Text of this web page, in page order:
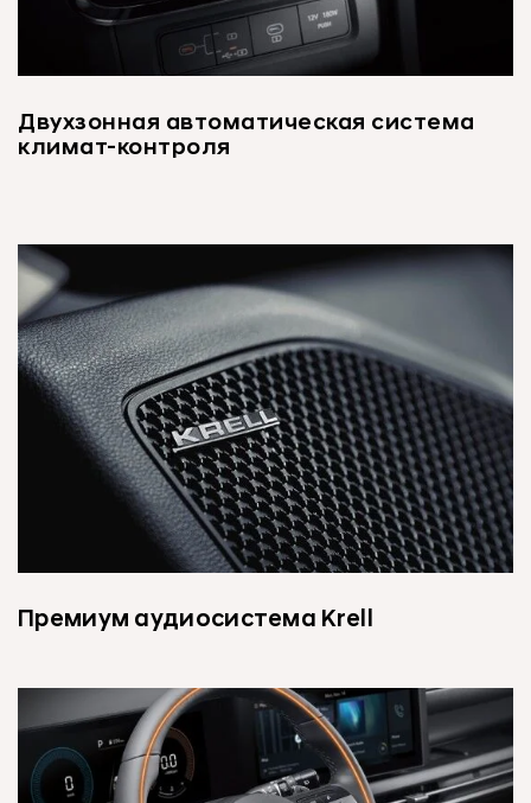
Двухзонная автоматическая система
климат-контроля
Премиум аудиосистема Krell